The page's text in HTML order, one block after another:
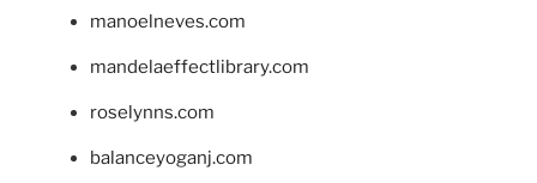
manoelneves.com
mandelaeffectlibrary.com
roselynns.com
balanceyoganj.com